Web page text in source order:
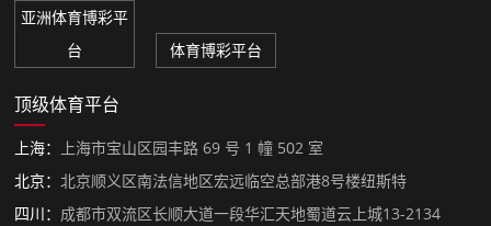
亚洲体育博彩平
台
体育博彩平台
顶级体育平台
上海：
上海市宝山区园丰路 69 号 1 幢 502 室
北京：北京顺义区南法信地区宏远临空总部港8号楼纽斯特
四川： 成都市双流区长顺大道一段华汇天地蜀道云上城13-2134